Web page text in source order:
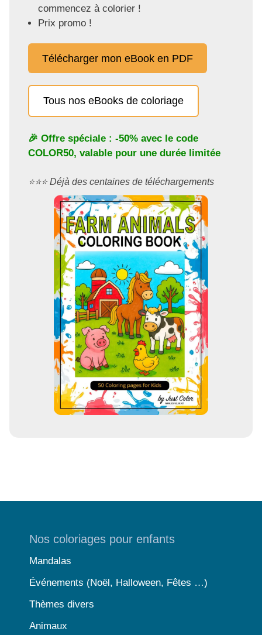
commencez à colorier !
Prix promo !
Télécharger mon eBook en PDF
Tous nos eBooks de coloriage
🎉 Offre spéciale : -50% avec le code
COLOR50, valable pour une durée limitée
⭐️⭐️⭐️ Déjà des centaines de téléchargements
Nos coloriages pour enfants
Mandalas
Événements (Noël, Halloween, Fêtes …)
Thèmes divers
Animaux